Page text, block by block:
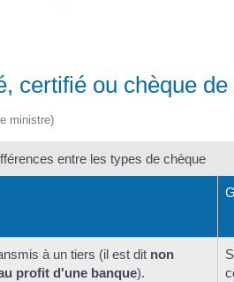
certifié ou chèque de
ministre)
entre les types de chèque
à un tiers (il est dit non
profit d'une banque).